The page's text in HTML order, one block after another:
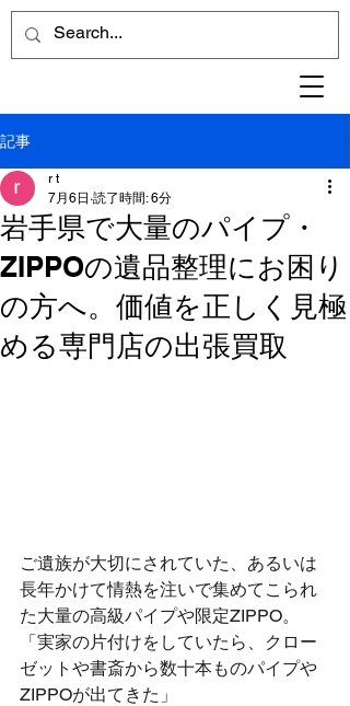
記事
岩手県で大量のパイプ・
ZIPPOの遺品整理にお困り
の方へ。価値を正しく見極
める専門店の出張買取
r t
7月6日 読了時間: 6分
ご遺族が大切にされていた、あるいは
長年かけて情熱を注いで集めてこられ
た大量の高級パイプや限定ZIPPO。
「実家の片付けをしていたら、クロー
ゼットや書斎から数十本ものパイプや
ZIPPOが出てきた」